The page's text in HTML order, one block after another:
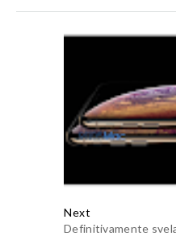
Next
Definitivamente